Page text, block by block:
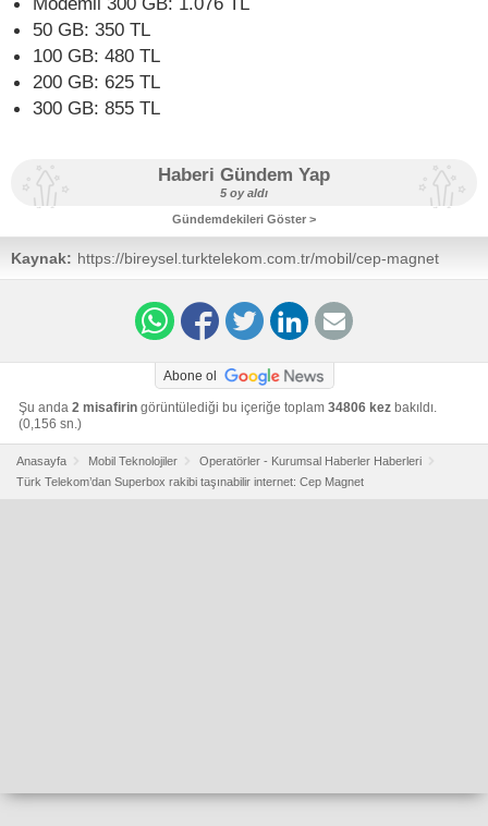
50 GB: 350 TL
100 GB: 480 TL
200 GB: 625 TL
300 GB: 855 TL
Haberi Gündem Yap
5 oy aldı
Gündemdekileri Göster >
Kaynak: https://bireysel.turktelekom.com.tr/mobil/cep-magnet
Abone ol
Şu anda 2 misafirin görüntülediği bu içeriğe toplam 34806 kez bakıldı.
(0,156 sn.)
Anasayfa Mobil Teknolojiler
Operatörler - Kurumsal Haberler Haberleri
Türk Telekom’dan Superbox rakibi taşınabilir internet: Cep Magnet